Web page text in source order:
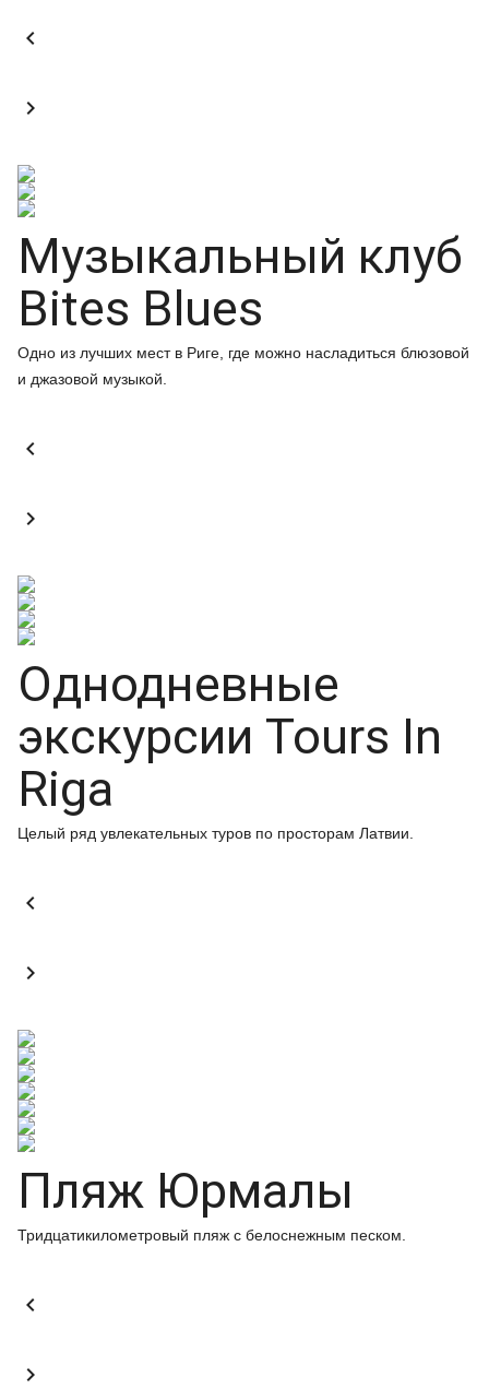


Музыкальный клуб
Bites Blues
Одно из лучших мест в Риге, где можно насладиться блюзовой
и джазовой музыкой.


Однодневные
экскурсии Tours In
Riga
Целый ряд увлекательных туров по просторам Латвии.


Пляж Юрмалы
Тридцатикилометровый пляж с белоснежным песком.

